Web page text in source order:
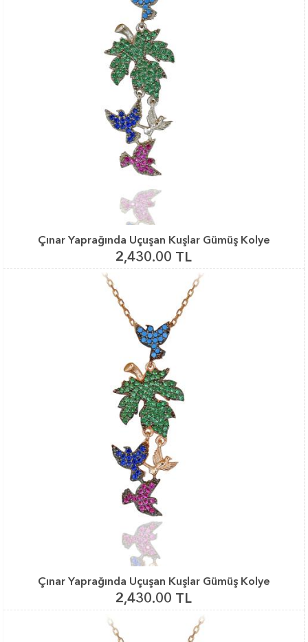
Çınar Yaprağında Uçuşan Kuşlar Gümüş Kolye
2,430.00 TL
Çınar Yaprağında Uçuşan Kuşlar Gümüş Kolye
2,430.00 TL